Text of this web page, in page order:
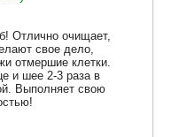
Отлично очищает,
свое дело,
отмершие клетки.
и шее 2-3 раза в
Выполняет свою